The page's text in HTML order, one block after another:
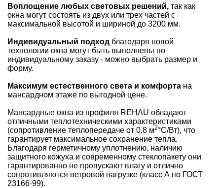
Воплощение любых световых решений, так как
окна могут состоять из двух или трех частей с
максимальной высотой и шириной до 3200 мм.
Индивидуальный подход благодаря новой
технологии окна могут быть выполнены по
индивидуальному заказу - можно выбрать размер и
форму.
Максимум естественного света и комфорта на
мансардном этаже по выгодной цене.
Мансардные окна из профиля REHAU обладают
отличными теплотехническими характеристиками
(сопротивление теплопередаче от 0,8 м2°С/Вт), что
гарантирует максимальное сохранение тепла.
Благодаря герметичному уплотнению, наличию
защитного кожуха и современному стеклопакету они
гарантированно не пропускают влагу и отлично
сопротивляются ветровой нагрузке (класс А по ГОСТ
23166-99).